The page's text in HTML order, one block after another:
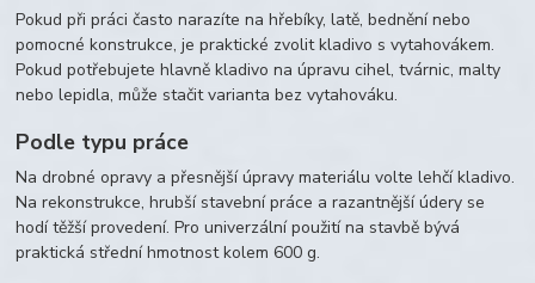
Pokud při práci často narazíte na hřebíky, latě, bednění nebo
pomocné konstrukce, je praktické zvolit kladivo s vytahovákem.
Pokud potřebujete hlavně kladivo na úpravu cihel, tvárnic, malty
nebo lepidla, může stačit varianta bez vytahováku.
Podle typu práce
Na drobné opravy a přesnější úpravy materiálu volte lehčí kladivo.
Na rekonstrukce, hrubší stavební práce a razantnější údery se
hodí těžší provedení. Pro univerzální použití na stavbě bývá
praktická střední hmotnost kolem 600 g.